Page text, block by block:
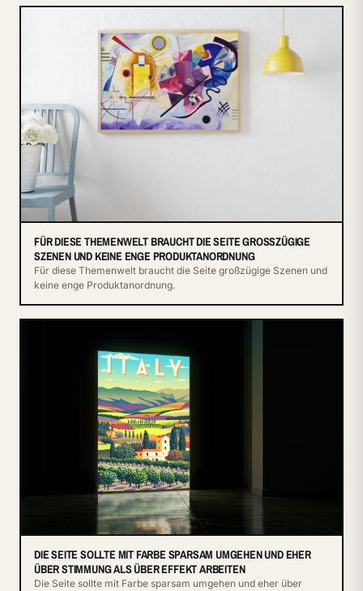
FÜR DIESE THEMENWELT BRAUCHT DIE SEITE GROSSZÜGIGE S
ZENEN UND KEINE ENGE PRODUKTANORDNUNG
Für diese Themenwelt braucht die Seite großzügige Szenen und
keine enge Produktanordnung.
DIE SEITE SOLLTE MIT FARBE SPARSAM UMGEHEN UND EHER
ÜBER STIMMUNG ALS ÜBER EFFEKT ARBEITEN
Die Seite sollte mit Farbe sparsam umgehen und eher über